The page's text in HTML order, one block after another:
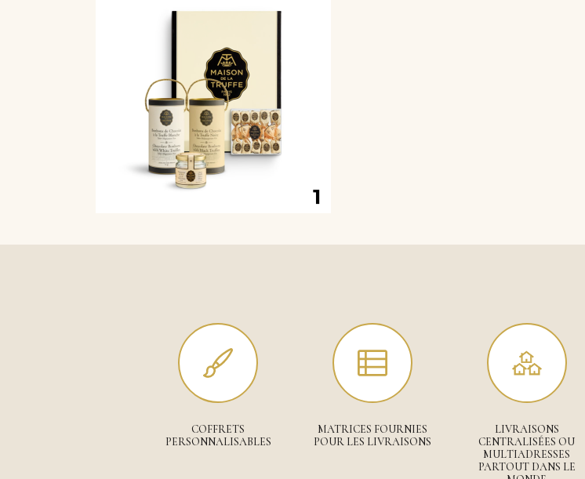
COFFRETS
PERSONNALISABLES
MATRICES FOURNIES
POUR LES LIVRAISONS
LIVRAISONS
CENTRALISÉES OU
MULTIADRESSES
PARTOUT DANS LE